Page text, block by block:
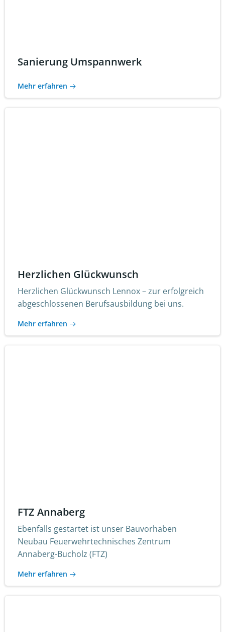
Sanierung Umspannwerk
Mehr erfahren
Herzlichen Glückwunsch
Herzlichen Glückwunsch Lennox – zur erfolgreich
abgeschlossenen Berufsausbildung bei uns.
Mehr erfahren
FTZ Annaberg
Ebenfalls gestartet ist unser Bauvorhaben
Neubau Feuerwehrtechnisches Zentrum
Annaberg-Bucholz (FTZ)
Mehr erfahren